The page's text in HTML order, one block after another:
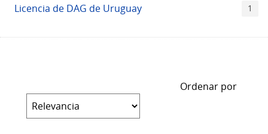
Licencia de DAG de Uruguay 1
Ordenar por